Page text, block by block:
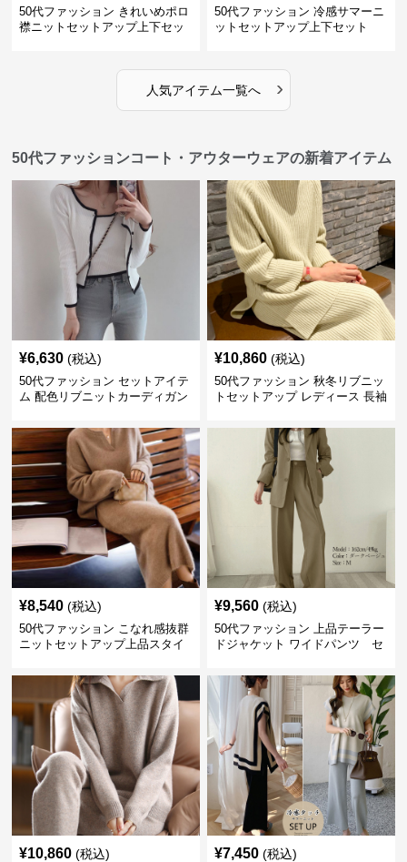
50代ファッション きれいめポロ
襟ニットセットアップ上下セッ
50代ファッション 冷感サマーニ
ットセットアップ上下セット
人気アイテム一覧へ ›
50代ファッションコート・アウターウェアの新着アイテム
¥6,630 (税込)
50代ファッション セットアイテ
ム 配色リブニットカーディガン
¥10,860 (税込)
50代ファッション 秋冬リブニッ
トセットアップ レディース 長袖
¥8,540 (税込)
50代ファッション こなれ感抜群
ニットセットアップ上品スタイ
¥9,560 (税込)
50代ファッション 上品テーラー
ドジャケット ワイドパンツ セ
¥10,860 (税込) ¥7,450 (税込)